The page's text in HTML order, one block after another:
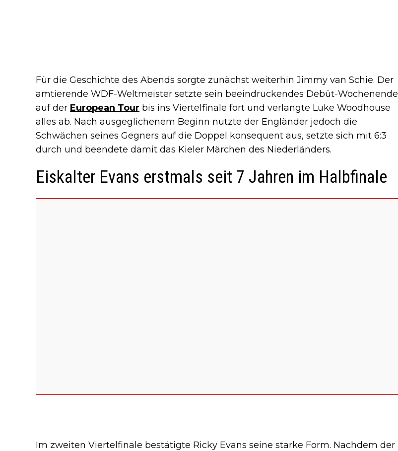
Für die Geschichte des Abends sorgte zunächst weiterhin Jimmy van Schie. Der
amtierende WDF-Weltmeister setzte sein beeindruckendes Debüt-Wochenende
auf der European Tour bis ins Viertelfinale fort und verlangte Luke Woodhouse
alles ab. Nach ausgeglichenem Beginn nutzte der Engländer jedoch die
Schwächen seines Gegners auf die Doppel konsequent aus, setzte sich mit 6:3
durch und beendete damit das Kieler Märchen des Niederländers.
Eiskalter Evans erstmals seit 7 Jahren im Halbfinale
Im zweiten Viertelfinale bestätigte Ricky Evans seine starke Form. Nachdem der